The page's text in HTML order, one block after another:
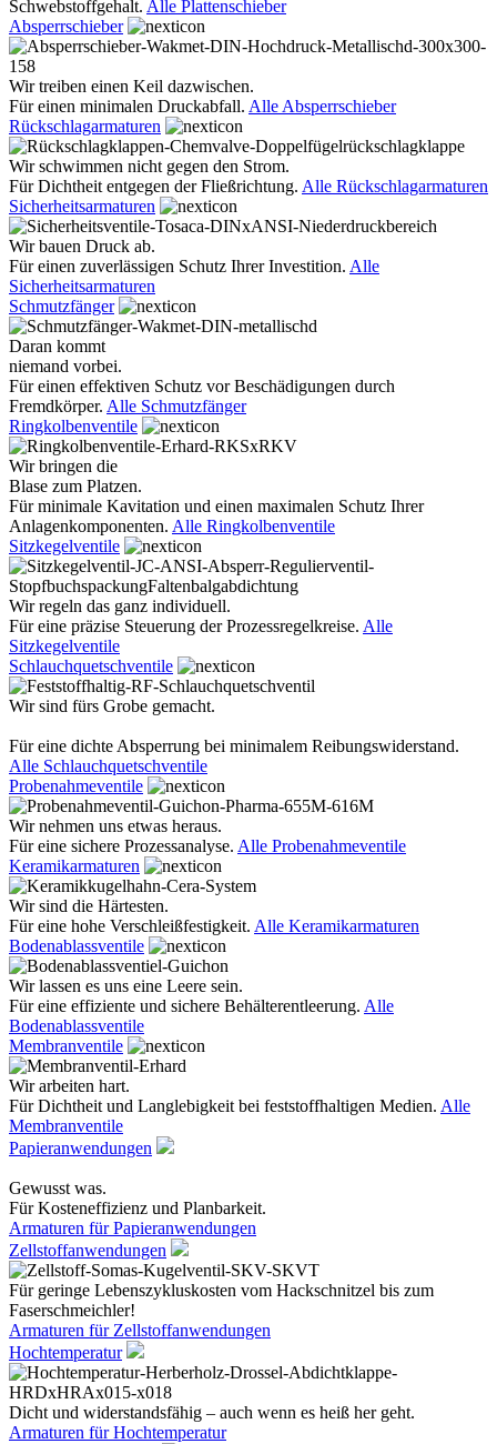
Schwebstoffgehalt. Alle Plattenschieber
Absperrschieber
Wir treiben einen Keil dazwischen.
Für einen minimalen Druckabfall. Alle Absperrschieber
Rückschlagarmaturen
Wir schwimmen nicht gegen den Strom.
Für Dichtheit entgegen der Fließrichtung. Alle Rückschlagarmaturen
Sicherheitsarmaturen
Wir bauen Druck ab.
Für einen zuverlässigen Schutz Ihrer Investition. Alle
Sicherheitsarmaturen
Schmutzfänger
Daran kommt
niemand vorbei.
Für einen effektiven Schutz vor Beschädigungen durch
Fremdkörper. Alle Schmutzfänger
Ringkolbenventile
Wir bringen die
Blase zum Platzen.
Für minimale Kavitation und einen maximalen Schutz Ihrer
Anlagenkomponenten. Alle Ringkolbenventile
Sitzkegelventile
Wir regeln das ganz individuell.
Für eine präzise Steuerung der Prozessregelkreise. Alle
Sitzkegelventile
Schlauchquetschventile
Wir sind fürs Grobe gemacht.
Für eine dichte Absperrung bei minimalem Reibungswiderstand.
Alle Schlauchquetschventile
Probenahmeventile
Wir nehmen uns etwas heraus.
Für eine sichere Prozessanalyse. Alle Probenahmeventile
Keramikarmaturen
Wir sind die Härtesten.
Für eine hohe Verschleißfestigkeit. Alle Keramikarmaturen
Bodenablassventile
Wir lassen es uns eine Leere sein.
Für eine effiziente und sichere Behälterentleerung. Alle
Bodenablassventile
Membranventile
Wir arbeiten hart.
Für Dichtheit und Langlebigkeit bei feststoffhaltigen Medien. Alle
Membranventile
Papieranwendungen
Gewusst was.
Für Kosteneffizienz und Planbarkeit.
Armaturen für Papieranwendungen
Zellstoffanwendungen
Für geringe Lebenszykluskosten vom Hackschnitzel bis zum
Faserschmeichler!
Armaturen für Zellstoffanwendungen
Hochtemperatur
Dicht und widerstandsfähig – auch wenn es heiß her geht.
Armaturen für Hochtemperatur